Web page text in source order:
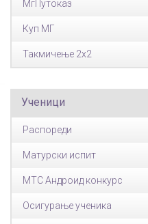
МгПутоказ
Куп МГ
Такмичење 2x2
Ученици
Распореди
Матурски испит
МТС Андроид конкурс
Осигурање ученика